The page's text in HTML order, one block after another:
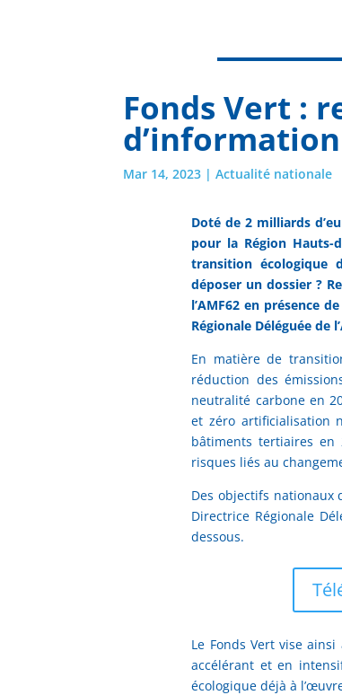
Fonds Vert :
Mar 14, 2023 |Actualité nationale
Doté de 2 milliards
pour la Région
transition écologique
déposer un dossier ?
l’AMF62 en présence
Régionale Déléguée de
En matière de
réduction des
neutralité carbone en
et zéro artificialisation
bâtiments tertiaires en
risques liés au
Des objectifs nationaux
Directrice Régionale
dessous.
Le Fonds Vert vise
accélérant et en
écologique déjà à